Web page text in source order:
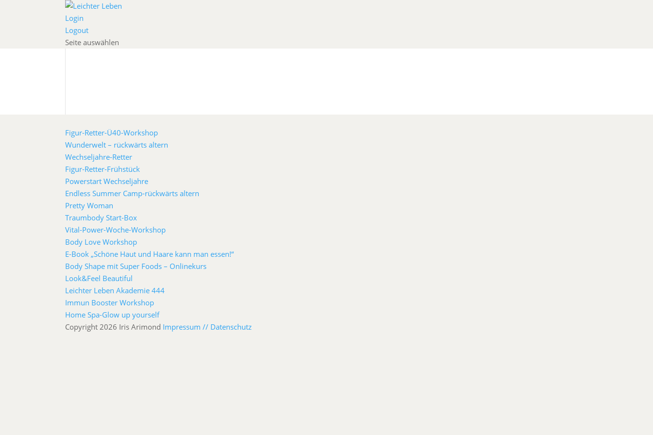
Login
Logout
Seite auswählen
Figur-Retter-Ü40-Workshop
Wunderwelt – rückwärts altern
Wechseljahre-Retter
Figur-Retter-Frühstück
Powerstart Wechseljahre
Endless Summer Camp-rückwärts altern
Pretty Woman
Traumbody Start-Box
Vital-Power-Woche-Workshop
Body Love Workshop
E-Book „Schöne Haut und Haare kann man essen!“
Body Shape mit Super Foods – Onlinekurs
Look&Feel Beautiful
Leichter Leben Akademie 444
Immun Booster Workshop
Home Spa-Glow up yourself
Copyright 2026 Iris Arimond Impressum // Datenschutz